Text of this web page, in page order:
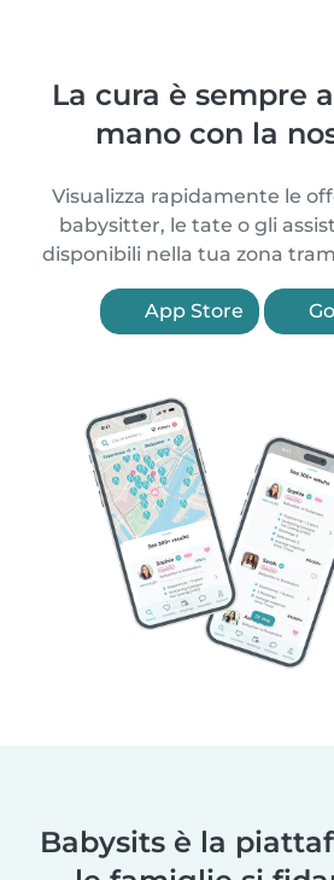
La cura è sempre
mano con la
Visualizza rapidamente le
babysitter, le tate o gli
disponibili nella tua zona
App Store
Babysits è la